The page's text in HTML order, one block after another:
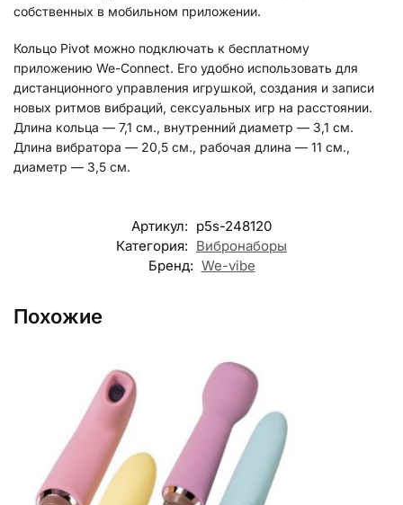
собственных в мобильном приложении.
Кольцо Pivot можно подключать к бесплатному
приложению We-Connect. Его удобно использовать для
дистанционного управления игрушкой, создания и записи
новых ритмов вибраций, сексуальных игр на расстоянии.
Длина кольца — 7,1 см., внутренний диаметр — 3,1 см.
Длина вибратора — 20,5 см., рабочая длина — 11 см.,
диаметр — 3,5 см.
Артикул: p5s-248120
Категория: Вибронаборы
Бренд: We-vibe
Похожие